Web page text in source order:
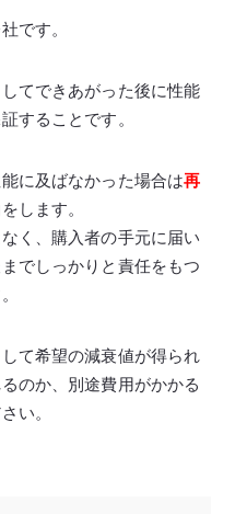
です。
てできあがった後に性能
することです。
に及ばなかった場合は再
します。
く、購入者の手元に届い
でしっかりと責任をもつ
て希望の減衰値が得られ
のか、別途費用がかかる
い。